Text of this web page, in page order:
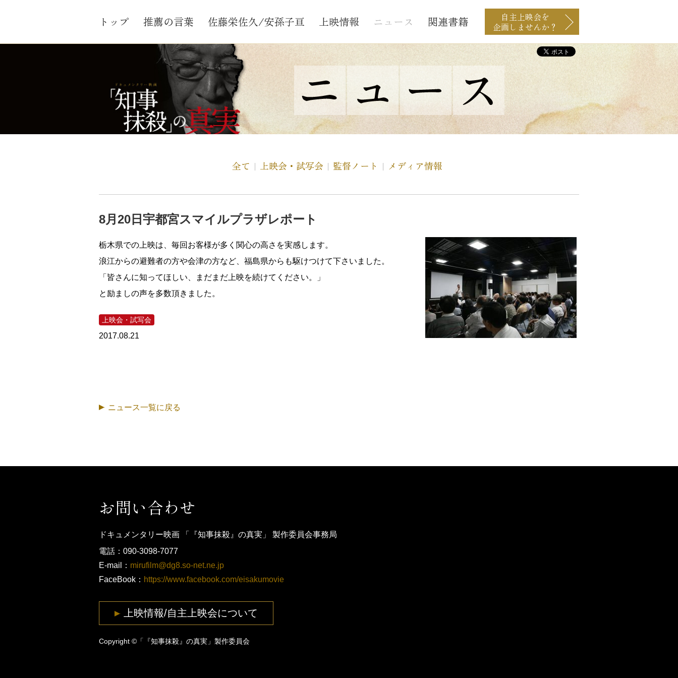
トップ 推薦の言葉 佐藤栄佐久/安孫子亘 上映情報 ニュース 関連書籍
自主上映会を
企画しませんか？
全て 上映会・試写会 監督ノート メディア情報
8月20日宇都宮スマイルプラザレポート
栃木県での上映は、毎回お客様が多く関心の高さを実感します。
浪江からの避難者の方や会津の方など、福島県からも駆けつけて下さいました。
「皆さんに知ってほしい、まだまだ上映を続けてください。」
と励ましの声を多数頂きました。
上映会・試写会
2017.08.21
ニュース一覧に戻る
お問い合わせ
ドキュメンタリー映画 「『知事抹殺』の真実」 製作委員会事務局
電話：090-3098-7077
E-mail： mirufilm@dg8.so-net.ne.jp
FaceBook： https://www.facebook.com/eisakumovie
上映情報/自主上映会について
Copyright ©「『知事抹殺』の真実」製作委員会